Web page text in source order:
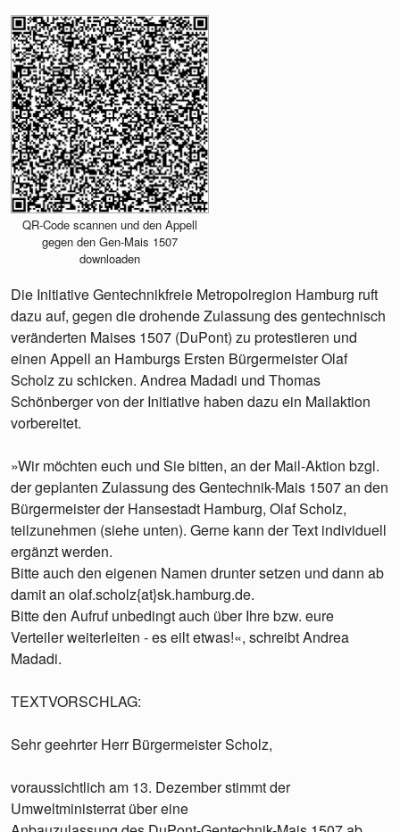
QR-Code scannen und den Appell
gegen den Gen-Mais 1507
downloaden
Die Initiative Gentechnikfreie Metropolregion Hamburg ruft
dazu auf, gegen die drohende Zulassung des gentechnisch
veränderten Maises 1507 (DuPont) zu protestieren und
einen Appell an Hamburgs Ersten Bürgermeister Olaf
Scholz zu schicken. Andrea Madadi und Thomas
Schönberger von der Initiative haben dazu ein Mailaktion
vorbereitet.
»Wir möchten euch und Sie bitten, an der Mail-Aktion bzgl.
der geplanten Zulassung des Gentechnik-Mais 1507 an den
Bürgermeister der Hansestadt Hamburg, Olaf Scholz,
teilzunehmen (siehe unten). Gerne kann der Text individuell
ergänzt werden.
Bitte auch den eigenen Namen drunter setzen und dann ab
damit an olaf.scholz{at}sk.hamburg.de.
Bitte den Aufruf unbedingt auch über Ihre bzw. eure
Verteiler weiterleiten - es eilt etwas!«, schreibt Andrea
Madadi.
TEXTVORSCHLAG:
Sehr geehrter Herr Bürgermeister Scholz,
voraussichtlich am 13. Dezember stimmt der
Umweltministerrat über eine